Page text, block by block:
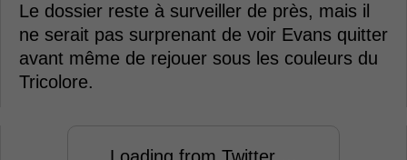
Le dossier reste à surveiller de près, mais il
ne serait pas surprenant de voir Evans quitter
avant même de rejouer sous les couleurs du
Tricolore.